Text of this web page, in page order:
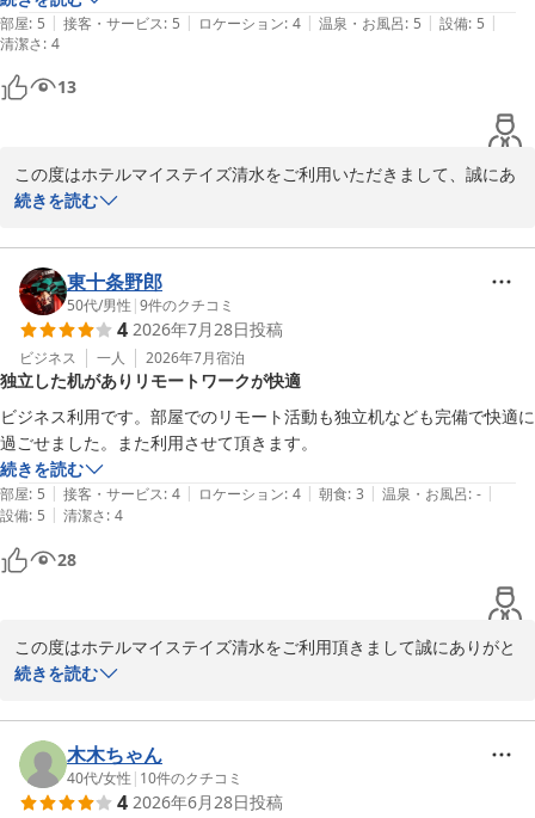
部屋: 5 | 接客・サービス: 5 | ロケーション: 4 | 温泉・お風呂: 5 | 設備: 5 |
清潔さ: 4
13
この度はホテルマイステイズ清水をご利用いただきまして、誠にあ
りがとうございます。
お部屋の広さや、トイレとお風呂が分かれた造りにつきまして、ご
満足いただけたご様子を拝見し、大変嬉しく存じます。当ホテルで
は、お客様にゆったりと快適にお過ごしいただける空間づくりを心
掛けておりますので、そのようなお言葉をいただき、スタッフ一同
大変励みになります。
今後もより快適にお過ごしいただけるホテルを目指し、サービスの
向上に努めてまいります。
また清水へお越しの際は、ぜひホテルマイステイズ清水をご利用く
ださいませ。スタッフ一同、心よりお待ち申し上げております。
ホテルマイステイズ清水　フロント
2026-08-02
続きを読む
東十条野郎
50代/男性 |9件のクチコミ
4 2026年7月28日投稿
ビジネス 一人 2026年7月宿泊
独立した机がありリモートワークが快適
ビジネス利用です。部屋でのリモート活動も独立机なども完備で快適に
過ごせました。また利用させて頂きます。
続きを読む
部屋: 5 | 接客・サービス: 4 | ロケーション: 4 | 朝食: 3 | 温泉・お風呂: - |
設備: 5 | 清潔さ: 4
28
この度はホテルマイステイズ清水をご利用頂きまして誠にありがと
うございます。
今後ともお客様にご満足頂けますよう、サービス向上に努めてまい
ります。
お客様のまたのご利用を心よりお待ちしております。
続きを読む
木木ちゃん
40代/女性 | 10件のクチコミ
4 2026年6月28日投稿